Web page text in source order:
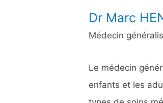
c
h
r
Dr Marc
Médecin
Le médecin
enfants et les